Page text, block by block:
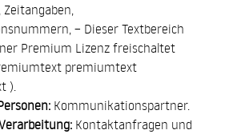
– Dieser Textbereich
Premium Lizenz freischaltet
premiumtext
).
Kommunikationspartner.
Kontaktanfragen und